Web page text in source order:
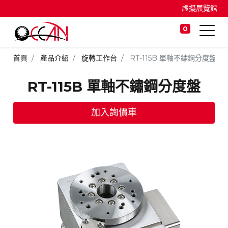
0
虛擬展覽館
首頁 產品介紹 旋轉工作台 RT-115B 單軸不鏽鋼分度盤
RT-115B 單軸不鏽鋼分度盤
加入詢價車